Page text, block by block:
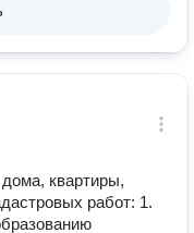
квартиры,
работ: 1.